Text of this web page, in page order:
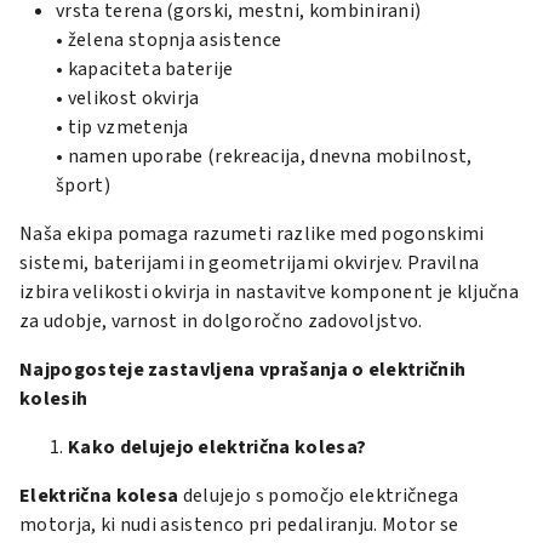
vrsta terena (gorski, mestni, kombinirani)
• želena stopnja asistence
• kapaciteta baterije
• velikost okvirja
• tip vzmetenja
• namen uporabe (rekreacija, dnevna mobilnost,
šport)
Naša ekipa pomaga razumeti razlike med pogonskimi
sistemi, baterijami in geometrijami okvirjev. Pravilna
izbira velikosti okvirja in nastavitve komponent je ključna
za udobje, varnost in dolgoročno zadovoljstvo.
Najpogosteje zastavljena vprašanja o električnih
kolesih
Kako delujejo električna kolesa?
Električna kolesa delujejo s pomočjo električnega
motorja, ki nudi asistenco pri pedaliranju. Motor se